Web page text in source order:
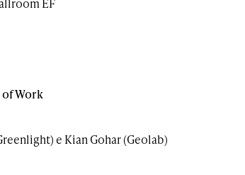
Work
e Kian Gohar (Geolab)